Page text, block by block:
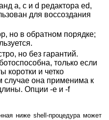
a, c и d редактора ed,
для воссоздания
но в обратном порядке;
но без гарантий.
только если
коротки и четко
случае она применима к
Опции -e и -f
ниже shell-процедура может